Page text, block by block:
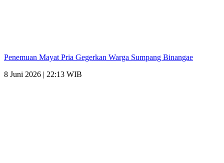
Penemuan Mayat Pria Gegerkan Warga Sumpang Binangae
8 Juni 2026 | 22:13 WIB